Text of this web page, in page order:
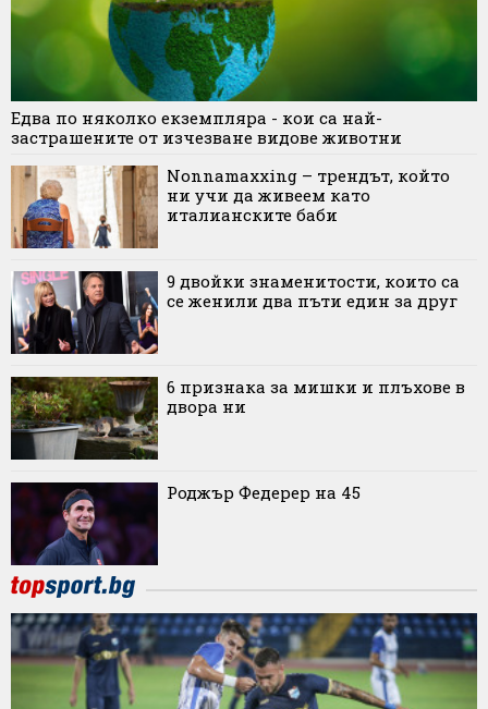
Едва по няколко екземпляра - кои са най-
застрашените от изчезване видове животни
Nonnamaxxing – трендът, който
ни учи да живеем като
италианските баби
9 двойки знаменитости, които са
се женили два пъти един за друг
6 признака за мишки и плъхове в
двора ни
Роджър Федерер на 45